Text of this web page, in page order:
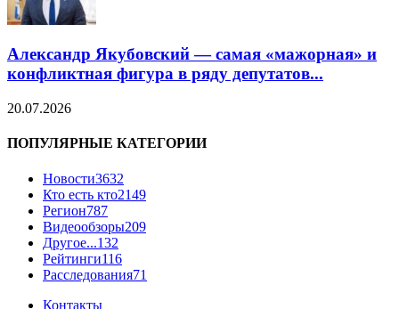
Александр Якубовский — самая «мажорная» и
конфликтная фигура в ряду депутатов...
20.07.2026
ПОПУЛЯРНЫЕ КАТЕГОРИИ
Новости3632
Кто есть кто2149
Регион787
Видеообзоры209
Другое...132
Рейтинги116
Расследования71
Контакты